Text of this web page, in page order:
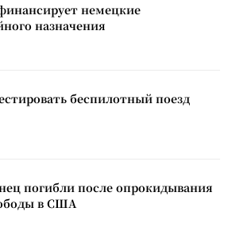
немецкие
назначения
беспилотный поезд
погибли после опрокидывания
в США